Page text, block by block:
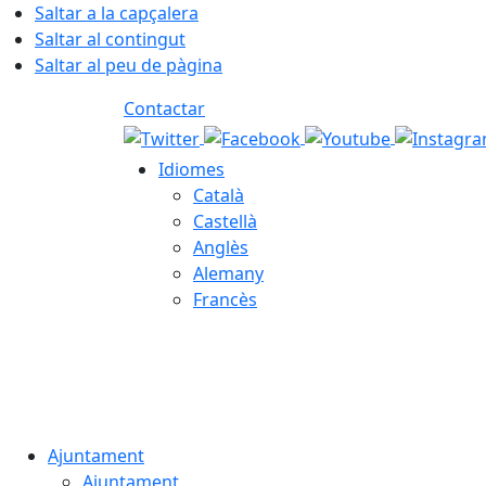
Saltar a la capçalera
Saltar al contingut
Saltar al peu de pàgina
Contactar
Idiomes
Català
Castellà
Anglès
Alemany
Francès
Ajuntament